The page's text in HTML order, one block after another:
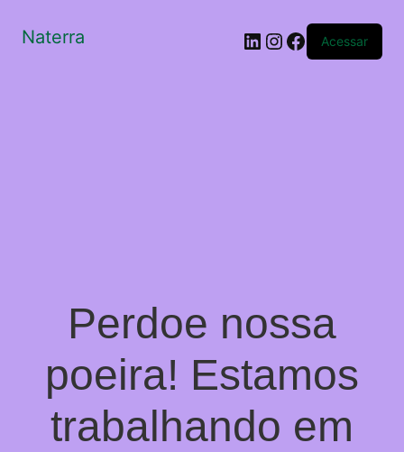
Naterra LinkedIn
Instagram
Facebook
Acessar
Perdoe nossa
poeira! Estamos
trabalhando em